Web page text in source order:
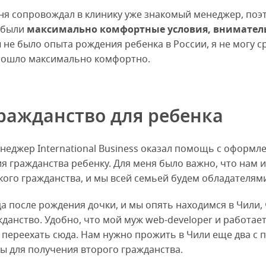
сопровождал в клинику уже знакомый менеджер,
максимально комфортные условия,
не было опыта рождения ребенка в России, я не могу
максимально комфортно.
для ребенка
International Business оказал помощь с
гражданства ребенку. Для меня было важно, что
гражданства, и мы всей семьей будем
после рождения дочки, и мы опять находимся в Чили,
Удобно, что мой муж web-developer и
сюда. Нам нужно прожить в Чили еще два с
получения второго гражданства.